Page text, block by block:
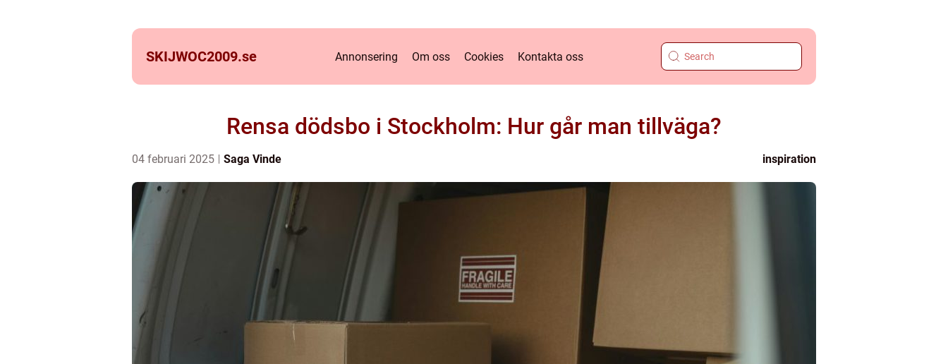
SKIJWOC2009.se Annonsering Om oss Cookies Kontakta oss
Rensa dödsbo i Stockholm: Hur går man tillväga?
04 februari 2025 Saga Vinde inspiration